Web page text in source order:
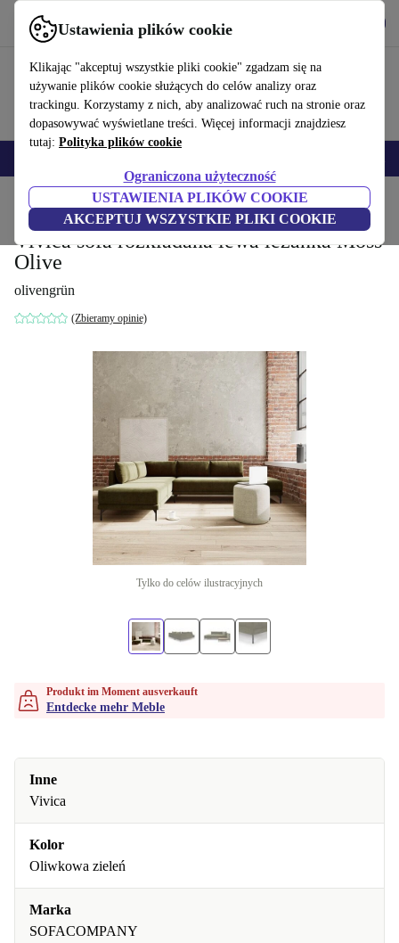
Ustawienia plików cookie
Klikając "akceptuj wszystkie pliki cookie" zgadzam się na
używanie plików cookie służących do celów analizy oraz
trackingu. Korzystamy z nich, aby analizować ruch na stronie oraz
dopasowywać wyświetlane treści. Więcej informacji znajdziesz
tutaj: Polityka plików cookie
Ograniczona użyteczność
USTAWIENIA PLIKÓW COOKIE
AKCEPTUJ WSZYSTKIE PLIKI COOKIE
Korzystaj z refurbed szybko i łatwo
Produkty Gospodarstwo domowe Meble
Vivica sofa rozkładana lewa leżanka Moss
Olive
olivengrün
(Zbieramy opinie)
Tylko do celów ilustracyjnych
Produkt im Moment ausverkauft
Entdecke mehr Meble
Inne
Vivica
Kolor
Oliwkowa zieleń
Marka
SOFACOMPANY